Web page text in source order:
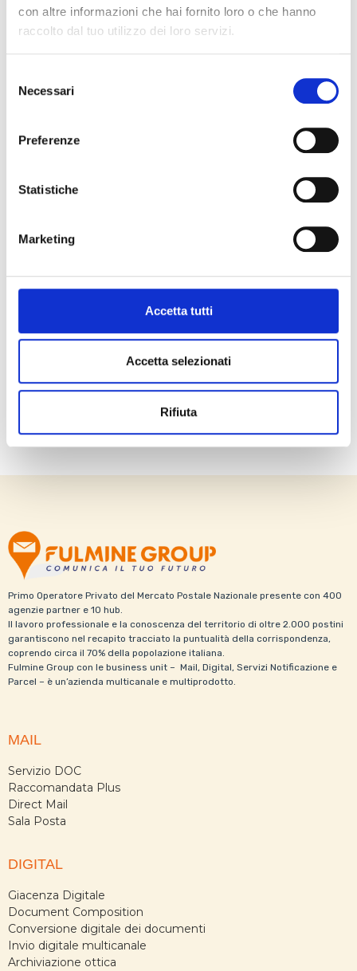
con altre informazioni che hai fornito loro o che hanno
raccolto dal tuo utilizzo dei loro servizi.
delNecessari
Preferenze
Statistiche
Marketing
Accetta tutti
Accetta selezionati
Rifiuta
Consegna urbana a zero emissioni:
Fulmine Group potenzia la flotta
elettrica a Palermo
LEGGI TUTTO »
Primo Operatore Privato del Mercato Postale Nazionale presente con 400
agenzie partner e 10 hub.
Il lavoro professionale e la conoscenza del territorio di oltre 2.000 postini
garantiscono nel recapito tracciato la puntualità della corrispondenza,
coprendo circa il 70% della popolazione italiana.
Fulmine Group con le business unit – Mail, Digital, Servizi Notificazione e
Parcel – è un’azienda multicanale e multiprodotto.
MAIL
Servizio DOC
Raccomandata Plus
Direct Mail
Sala Posta
DIGITAL
Giacenza Digitale
Document Composition
Conversione digitale dei documenti
Invio digitale multicanale
Archiviazione ottica